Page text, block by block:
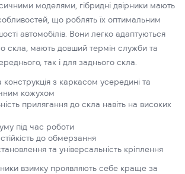
моделями, гібридні двірники мають
що роблять їх оптимальним
автомобілів. Вони легко адаптуються
скла, мають довший термін служби та
так і для заднього скла.
конструкція з каркасом усередині та
кожухом
прилягання до скла навіть на високих
під час роботи
до обмерзання
та універсальність кріплення
взимку проявляють себе краще за